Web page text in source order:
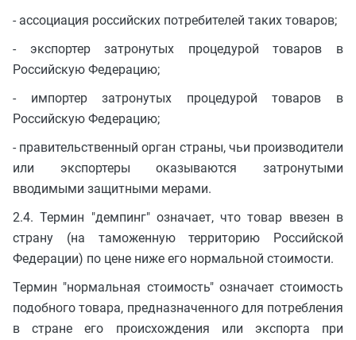
- ассоциация российских потребителей таких товаров;
- экспортер затронутых процедурой товаров в
Российскую Федерацию;
- импортер затронутых процедурой товаров в
Российскую Федерацию;
- правительственный орган страны, чьи производители
или экспортеры оказываются затронутыми
вводимыми защитными мерами.
2.4. Термин "демпинг" означает, что товар ввезен в
страну (на таможенную территорию Российской
Федерации) по цене ниже его нормальной стоимости.
Термин "нормальная стоимость" означает стоимость
подобного товара, предназначенного для потребления
в стране его происхождения или экспорта при